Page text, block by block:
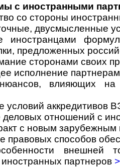
с иностранными
со стороны
двусмысленные
иностранцами
предложенных
сторонами своих
исполнение
влияющих на
условий аккредитивов
отношений с
с новым зарубежным
правовых способов
внешней
иностранных партнеров